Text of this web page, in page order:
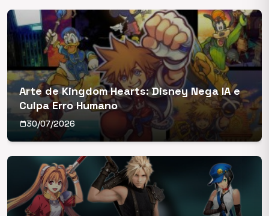
Arte de Kingdom Hearts: Disney Nega IA e
Culpa Erro Humano
calendar_today30/07/2026